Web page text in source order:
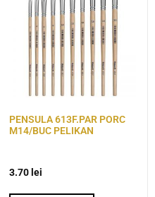
PENSULA 613F.PAR PORC
M14/BUC PELIKAN
3.70 lei